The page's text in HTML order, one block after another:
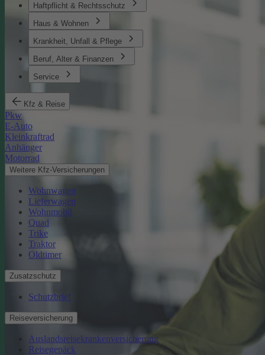
Haftpflicht & Rechtsschutz
Haus & Wohnen
Krankheit, Unfall & Pflege
Beruf, Alter & Finanzen
Service
Kfz & Reise
Pkw
E-Auto
Kleinkraftrad
Anhänger
Motorrad
Weitere Kfz-Versicherungen
Wohnwagen
Lieferwagen
Wohnmobil
Quad
Trike
Traktor
Oldtimer
Zusatzschutz
Schutzbrief
Reiseversicherung
Auslandsreisekrankenversicherung
Reisegepäck